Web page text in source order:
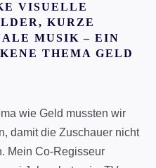
VISUELLE
KURZE
MUSIK – EIN
THEMA GELD
wie Geld mussten wir
damit die Zuschauer nicht
Mein Co-Regisseur